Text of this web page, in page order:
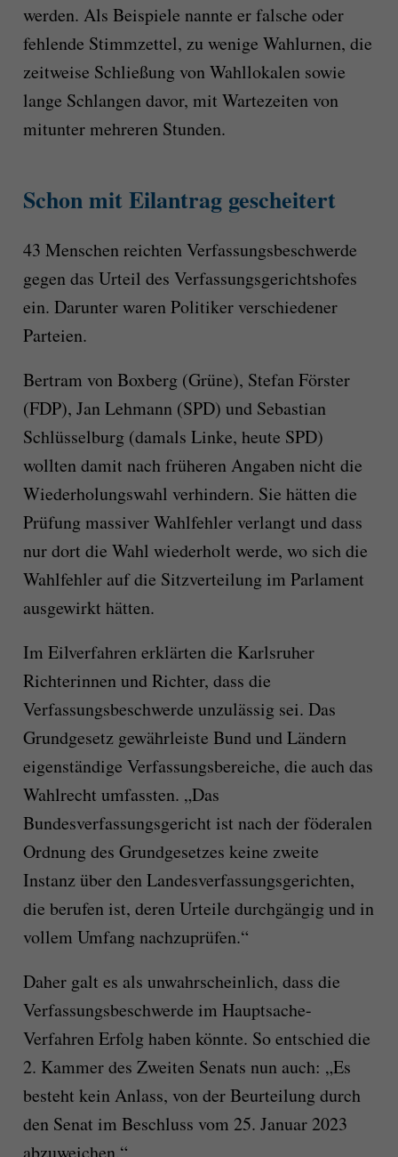
werden. Als Beispiele nannte er falsche oder
fehlende Stimmzettel, zu wenige Wahlurnen, die
zeitweise Schließung von Wahllokalen sowie
lange Schlangen davor, mit Wartezeiten von
mitunter mehreren Stunden.
Schon mit Eilantrag gescheitert
43 Menschen reichten Verfassungsbeschwerde
gegen das Urteil des Verfassungsgerichtshofes
ein. Darunter waren Politiker verschiedener
Parteien.
Bertram von Boxberg (Grüne), Stefan Förster
(FDP), Jan Lehmann (SPD) und Sebastian
Schlüsselburg (damals Linke, heute SPD)
wollten damit nach früheren Angaben nicht die
Wiederholungswahl verhindern. Sie hätten die
Prüfung massiver Wahlfehler verlangt und dass
nur dort die Wahl wiederholt werde, wo sich die
Wahlfehler auf die Sitzverteilung im Parlament
ausgewirkt hätten.
Im Eilverfahren erklärten die Karlsruher
Richterinnen und Richter, dass die
Verfassungsbeschwerde unzulässig sei. Das
Grundgesetz gewährleiste Bund und Ländern
eigenständige Verfassungsbereiche, die auch das
Wahlrecht umfassten. „Das
Bundesverfassungsgericht ist nach der föderalen
Ordnung des Grundgesetzes keine zweite
Instanz über den Landesverfassungsgerichten,
die berufen ist, deren Urteile durchgängig und in
vollem Umfang nachzuprüfen.“
Daher galt es als unwahrscheinlich, dass die
Verfassungsbeschwerde im Hauptsache-
Verfahren Erfolg haben könnte. So entschied die
2. Kammer des Zweiten Senats nun auch: „Es
besteht kein Anlass, von der Beurteilung durch
den Senat im Beschluss vom 25. Januar 2023
abzuweichen.“